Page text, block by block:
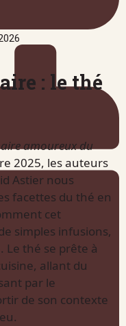
: le thé
amoureux du
2025, les auteurs
Astier nous
facettes du thé en
cet
simples infusions,
Le thé se prête à
allant du
par le
de son contexte